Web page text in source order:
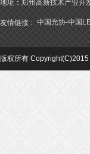
地址：郑州高新技术产业
友情链接 : 中国光协-中国
版权所有